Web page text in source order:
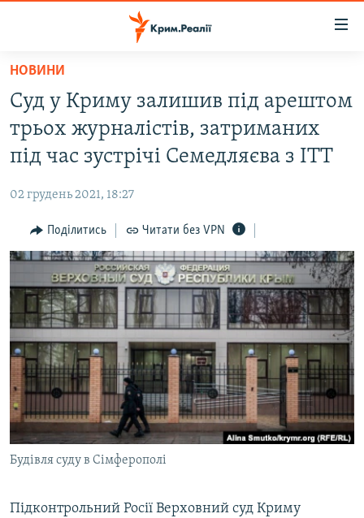
Перейти
основного
матеріалу
Перейти
до
основної
навігації
Перейти
до
пошуку
ВОДА.КРИМ
ВІДЕО ТА ФОТО
БЛОГИ
ПОГЛЯД
ІНТЕРВ'Ю
ВСЕ ЗА ДЕНЬ
СПЕЦПРОЕКТИ
ДЕПОРТАЦІЯ
ВІДЕОУРОКИ «ELIFBE»
СВІДЧЕННЯ ОКУПАЦІЇ
УКРАЇНСЬКА ПРОБЛЕМА КРИМУ
ІНФОГРАФІКА
ЯК ОБІЙТИ БЛОКУВАННЯ
Русский
Qırımtatar
ДОЛУЧАЙСЯ!
НОВИНИ
Суд у Криму залишив під арештом
трьох журналістів, затриманих
під час зустрічі Семедляєва з ІТТ
02 грудень 2021, 18:27
Поділитись Читати без VPN
Будівля суду в Сімферополі
Підконтрольний Росії Верховний суд Криму